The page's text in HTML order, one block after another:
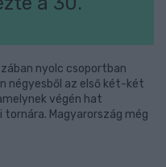
nyolc csoportban
négyesből az első két-két
végén hat
Magyarország még